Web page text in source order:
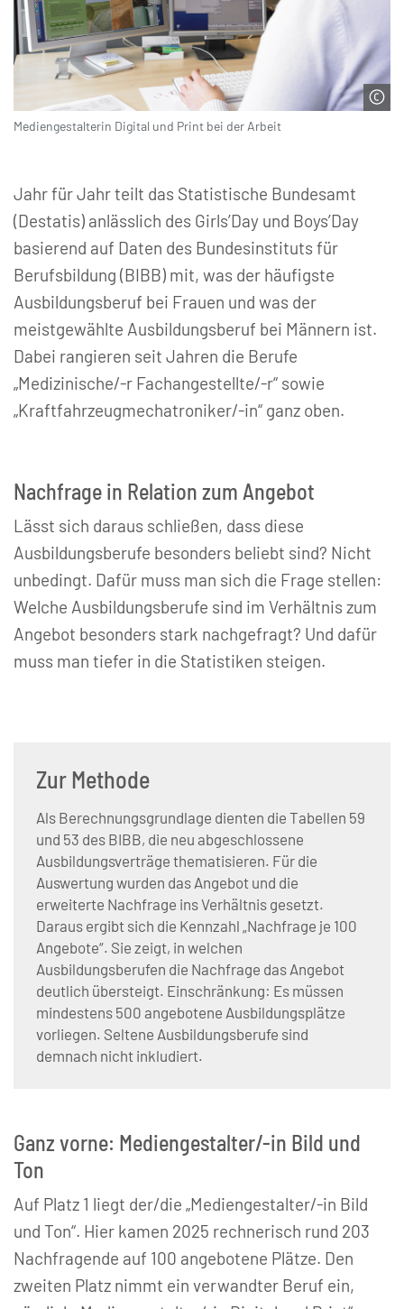
© bvdm | CC BY-SA 3.0
Mediengestalterin Digital und Print bei der Arbeit
Jahr für Jahr teilt das Statistische Bundesamt
(Destatis) anlässlich des Girls’Day und Boys’Day
basierend auf Daten des Bundesinstituts für
Berufsbildung (BIBB) mit, was der häufigste
Ausbildungsberuf bei Frauen und was der
meistgewählte Ausbildungsberuf bei Männern ist.
Dabei rangieren seit Jahren die Berufe
„Medizinische/-r Fachangestellte/-r“ sowie
„Kraftfahrzeugmechatroniker/-in“ ganz oben.
Nachfrage in Relation zum Angebot
Lässt sich daraus schließen, dass diese
Ausbildungsberufe besonders beliebt sind? Nicht
unbedingt. Dafür muss man sich die Frage stellen:
Welche Ausbildungsberufe sind im Verhältnis zum
Angebot besonders stark nachgefragt? Und dafür
muss man tiefer in die Statistiken steigen.
Zur Methode
Als Berechnungsgrundlage dienten die Tabellen 59
und 53 des BIBB, die neu abgeschlossene
Ausbildungsverträge thematisieren. Für die
Auswertung wurden das Angebot und die
erweiterte Nachfrage ins Verhältnis gesetzt.
Daraus ergibt sich die Kennzahl „Nachfrage je 100
Angebote“. Sie zeigt, in welchen
Ausbildungsberufen die Nachfrage das Angebot
deutlich übersteigt. Einschränkung: Es müssen
mindestens 500 angebotene Ausbildungsplätze
vorliegen. Seltene Ausbildungsberufe sind
demnach nicht inkludiert.
Ganz vorne: Mediengestalter/-in Bild und
Ton
Auf Platz 1 liegt der/die „Mediengestalter/-in Bild
und Ton“. Hier kamen 2025 rechnerisch rund 203
Nachfragende auf 100 angebotene Plätze. Den
zweiten Platz nimmt ein verwandter Beruf ein,